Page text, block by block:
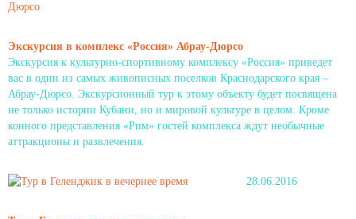
Экскурсия в комплекс «Россия» Абрау-Дюрсо
Экскурсия к культурно-спортивному комплексу «Россия» приведет
вас в один из самых живописных поселков Краснодарского края –
Абрау-Дюрсо. Экскурсионный тур к этому объекту будет посвящена
не только истории Кубани, но и мировой культуре в целом. Кроме
конного представления «Рим» гостей комплекса ждут необычные
аттракционы и развлечения.
28.06.2016